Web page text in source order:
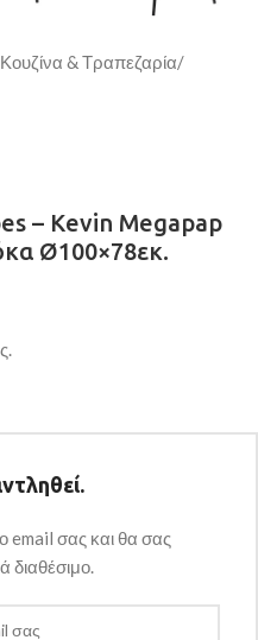
Κουζίνα & Τραπεζαρία/
– Kevin Megapap
Ø100×78εκ.
email σας και θα σας
διαθέσιμο.